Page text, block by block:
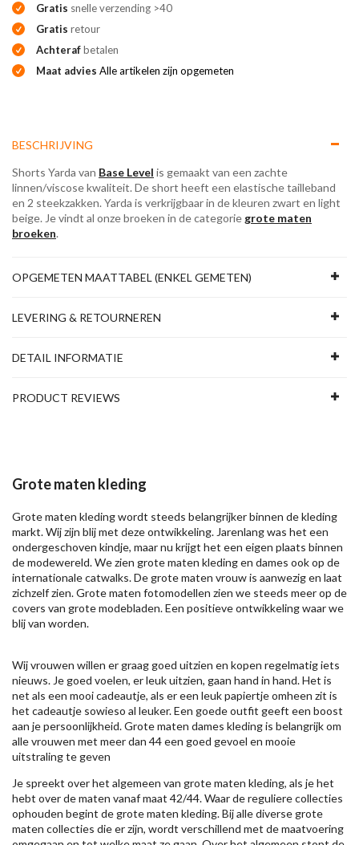
Gratis snelle verzending >40
Gratis retour
Achterafbetalen
Maat advies Alle artikelen zijn opgemeten
BESCHRIJVING
Shorts Yarda van Base Level is gemaakt van een zachte
linnen/viscose kwaliteit. De short heeft een elastische tailleband
en 2 steekzakken. Yarda is verkrijgbaar in de kleuren zwart en light
beige. Je vindt al onze broeken in de categorie grote maten
broeken.
OPGEMETEN MAATTABEL (ENKEL GEMETEN)
LEVERING & RETOURNEREN
DETAIL INFORMATIE
PRODUCT REVIEWS
Grote maten kleding
Grote maten kleding wordt steeds belangrijker binnen de kleding
markt. Wij zijn blij met deze ontwikkeling. Jarenlang was het een
ondergeschoven kindje, maar nu krijgt het een eigen plaats binnen
de modewereld. We zien grote maten kleding en dames ook op de
internationale catwalks. De grote maten vrouw is aanwezig en laat
zichzelf zien. Grote maten fotomodellen zien we steeds meer op de
covers van grote modebladen. Een positieve ontwikkeling waar we
blij van worden.
Wij vrouwen willen er graag goed uitzien en kopen regelmatig iets
nieuws. Je goed voelen, er leuk uitzien, gaan hand in hand. Het is
net als een mooi cadeautje, als er een leuk papiertje omheen zit is
het cadeautje sowieso al leuker. Een goede outfit geeft een boost
aan je persoonlijkheid. Grote maten dames kleding is belangrijk om
alle vrouwen met meer dan 44 een goed gevoel en mooie
uitstraling te geven
Je spreekt over het algemeen van grote maten kleding, als je het
hebt over de maten vanaf maat 42/44. Waar de reguliere collecties
ophouden begint de grote maten kleding. Bij alle diverse grote
maten collecties die er zijn, wordt verschillend met de maatvoering